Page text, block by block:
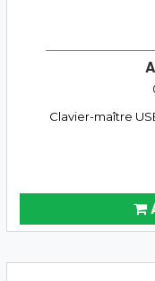
Clavier-maître